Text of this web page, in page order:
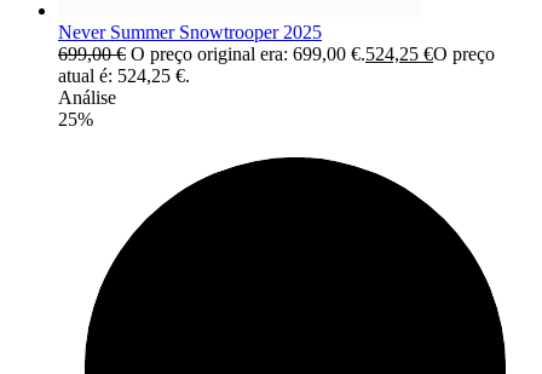
Never Summer Snowtrooper 2025
699,00€ O preço original era: 699,00 €.524,25 €O preço
atual é: 524,25 €.
Análise
25%